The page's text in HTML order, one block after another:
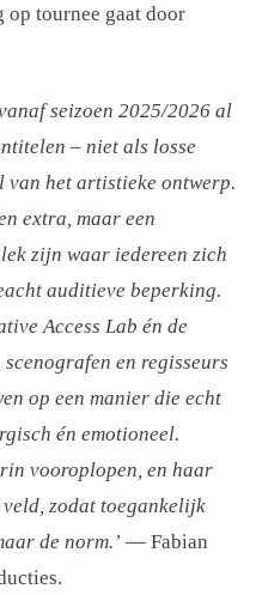
op tournee gaat door
seizoen 2025/2026 al
– niet als losse
van het artistieke ontwerp.
extra, maar een
zijn waar iedereen zich
auditieve beperking.
Access Lab én de
en regisseurs
op een manier die echt
én emotioneel.
vooroplopen, en haar
veld, zodat toegankelijk
de norm.’ — Fabian